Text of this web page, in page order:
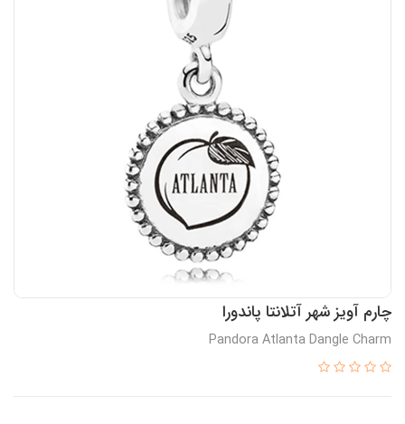
چارم آویز شهر آتلانتا پاندورا
Pandora Atlanta Dangle Charm